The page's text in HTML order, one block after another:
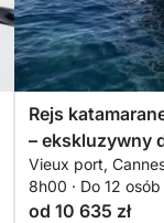
Rejs
– ekskluzywny
Cannes
Vieux port,
8h00 · Do 12 osób
od 10 635 zł